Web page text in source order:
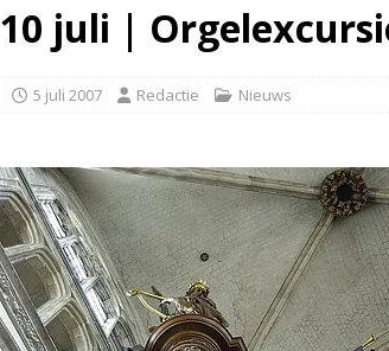
10 juli |
5 juli 2007 Redactie Nieuws